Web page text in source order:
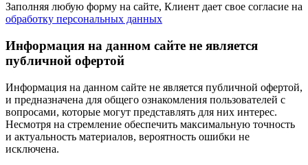
Заполняя любую форму на сайте, Клиент дает свое согласие на
обработку персональных данных
Информация на данном сайте не является
публичной офертой
Информация на данном сайте не является публичной офертой,
и предназначена для общего ознакомления пользователей с
вопросами, которые могут представлять для них интерес.
Несмотря на стремление обеспечить максимальную точность
и актуальность материалов, вероятность ошибки не
исключена.